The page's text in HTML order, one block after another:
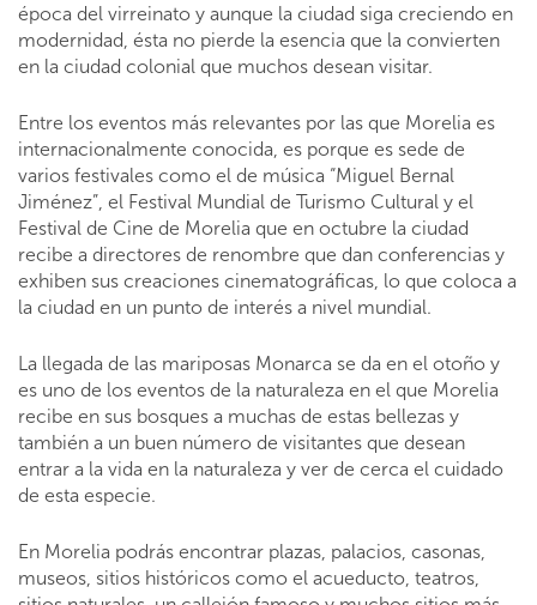
época del virreinato y aunque la ciudad siga creciendo en
modernidad, ésta no pierde la esencia que la convierten
en la ciudad colonial que muchos desean visitar.
Entre los eventos más relevantes por las que Morelia es
internacionalmente conocida, es porque es sede de
varios festivales como el de música “Miguel Bernal
Jiménez”, el Festival Mundial de Turismo Cultural y el
Festival de Cine de Morelia que en octubre la ciudad
recibe a directores de renombre que dan conferencias y
exhiben sus creaciones cinematográficas, lo que coloca a
la ciudad en un punto de interés a nivel mundial.
La llegada de las mariposas Monarca se da en el otoño y
es uno de los eventos de la naturaleza en el que Morelia
recibe en sus bosques a muchas de estas bellezas y
también a un buen número de visitantes que desean
entrar a la vida en la naturaleza y ver de cerca el cuidado
de esta especie.
En Morelia podrás encontrar plazas, palacios, casonas,
museos, sitios históricos como el acueducto, teatros,